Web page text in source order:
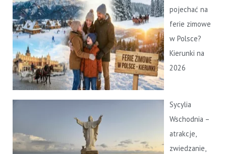
pojechać na
ferie zimowe
w Polsce?
Kierunki na
2026
Sycylia
Wschodnia –
atrakcje,
zwiedzanie,